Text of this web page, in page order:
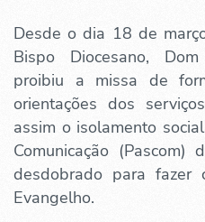
Desde o dia 18 de
Bispo Diocesano,
proibiu a missa de
orientações dos
assim o isolamento
Comunicação
desdobrado para fazer
Evangelho.